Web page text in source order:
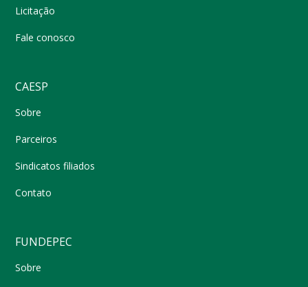
Licitação
Fale conosco
CAESP
Sobre
Parceiros
Sindicatos filiados
Contato
FUNDEPEC
Sobre